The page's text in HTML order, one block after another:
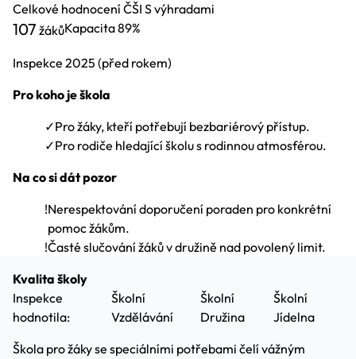
Celkové hodnocení ČŠI S výhradami
107 žákůKapacita89%
Inspekce 2025 (před rokem)
Pro koho je škola
✓Pro žáky, kteří potřebují bezbariérový přístup.
✓Pro rodiče hledající školu s rodinnou atmosférou.
Na co si dát pozor
!Nerespektování doporučení poraden pro konkrétní
pomoc žákům.
!Časté slučování žáků v družině nad povolený limit.
Kvalita školy
Inspekce
hodnotila:
Školní
Vzdělávání
Školní
Družina
Školní
Jídelna
Škola pro žáky se speciálními potřebami čelí vážným